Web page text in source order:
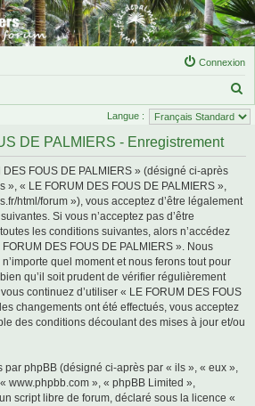
Connexion
e
Langue :
DE PALMIERS - Enregistrement
FOUS DE PALMIERS » (désigné ci-après
», « LE FORUM DES FOUS DE PALMIERS »,
html/forum »), vous acceptez d’être légalement
Si vous n’acceptez pas d’être
les conditions suivantes, alors n’accédez
DES FOUS DE PALMIERS ». Nous
quel moment et nous ferons tout pour
qu’il soit prudent de vérifier régulièrement
continuez d’utiliser « LE FORUM DES FOUS
changements ont été effectués, vous acceptez
des conditions découlant des mises à jour et/ou
par phpBB (désigné ci-après par « ils », « eux »,
www.phpbb.com », « phpBB Limited »,
script libre de forum, déclaré sous la licence «